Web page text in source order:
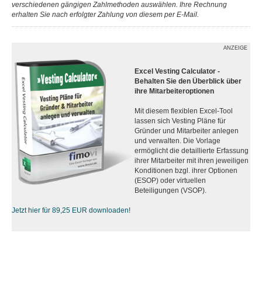
verschiedenen gängigen Zahlmethoden auswählen. Ihre Rechnung
erhalten Sie nach erfolgter Zahlung von diesem per E-Mail.
ANZEIGE
Excel Vesting Calculator -
Behalten Sie den Überblick über
ihre Mitarbeiteroptionen
Mit diesem flexiblen Excel-Tool
lassen sich Vesting Pläne für
Gründer und Mitarbeiter anlegen
und verwalten. Die Vorlage
ermöglicht die detaillierte Erfassung
ihrer Mitarbeiter mit ihren jeweiligen
Konditionen bzgl. ihrer Optionen
(ESOP) oder virtuellen
Beteiligungen (VSOP).
Jetzt hier für 89,25 EUR downloaden!